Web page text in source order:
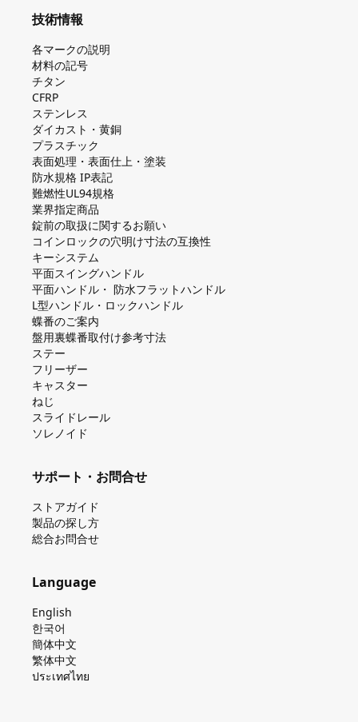
技術情報
各マークの説明
材料の記号
チタン
CFRP
ステンレス
ダイカスト・⻩銅
プラスチック
表面処理・表面仕上・塗装
防⽔規格 IP表記
難燃性UL94規格
業界指定商品
錠前の取扱に関するお願い
コインロックの⽳明け⼨法の互換性
キーシステム
平⾯スイングハンドル
平⾯ハンドル・ 防⽔フラットハンドル
L型ハンドル・ロックハンドル
蝶番のご案内
盤⽤裏蝶番取付け参考⼨法
ステー
フリーザー
キャスター
ねじ
スライドレール
ソレノイド
サポート・お問合せ
ストアガイド
製品の探し⽅
総合お問合せ
Language
English
한국어
簡体中文
繁体中文
ประเทศไทย